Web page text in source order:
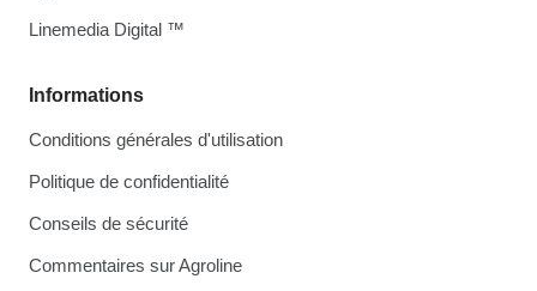
Informations
Conditions générales d'utilisation
Politique de confidentialité
Conseils de sécurité
Commentaires sur Agroline
Linemedia Digital ™